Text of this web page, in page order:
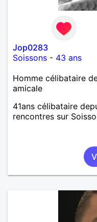
Jop0283
Soissons - 43 ans
Homme célibataire
amicale
41ans célibataire
rencontres sur